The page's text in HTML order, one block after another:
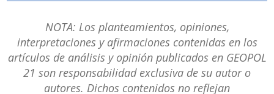
NOTA: Los planteamientos, opiniones,
interpretaciones y afirmaciones contenidas en los
artículos de análisis y opinión publicados en GEOPOL
21 son responsabilidad exclusiva de su autor o
autores. Dichos contenidos no reflejan